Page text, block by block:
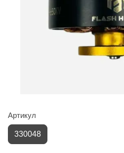
Артикул
330048